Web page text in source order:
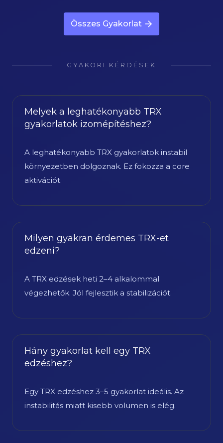
Összes Gyakorlat
GYAKORI KÉRDÉSEK
Melyek a leghatékonyabb TRX
gyakorlatok izomépítéshez?
A leghatékonyabb TRX gyakorlatok instabil
környezetben dolgoznak. Ez fokozza a core
aktivációt.
Milyen gyakran érdemes TRX-et
edzeni?
A TRX edzések heti 2–4 alkalommal
végezhetők. Jól fejlesztik a stabilizációt.
Hány gyakorlat kell egy TRX
edzéshez?
Egy TRX edzéshez 3–5 gyakorlat ideális. Az
instabilitás miatt kisebb volumen is elég.